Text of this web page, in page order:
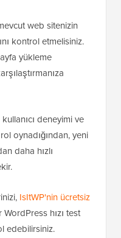
web sitenizin
kontrol etmelisiniz.
yükleme
kullanıcı deneyimi ve
oynadığından, yeni
daha hızlı
IsItWP'nin ücretsiz
hızı test
edebilirsiniz.